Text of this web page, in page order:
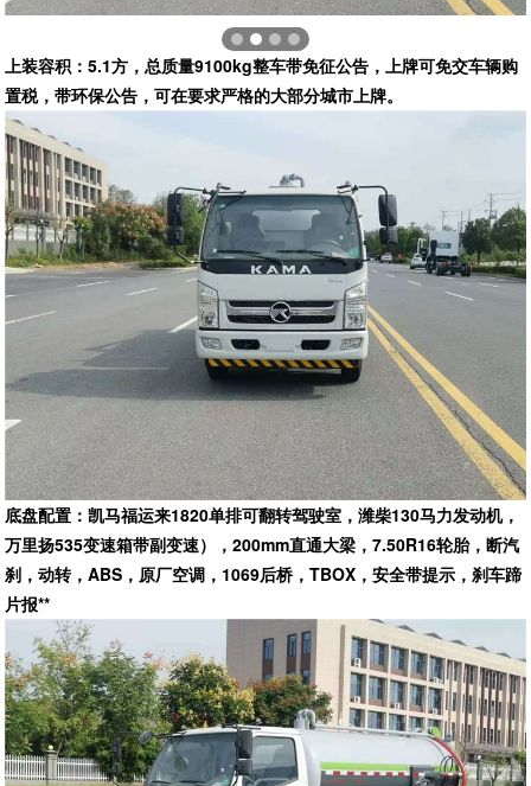
上装容积：5.1方，总质量9100kg整车带免征公告，上牌可免交车辆购
置税，带环保公告，可在要求严格的大部分城市上牌。
底盘配置：凯马福运来1820单排可翻转驾驶室，潍柴130马力发动机，
万里扬535变速箱带副变速），200mm直通大梁，7.50R16轮胎，断汽
刹，动转，ABS，原厂空调，1069后桥，TBOX，安全带提示，刹车蹄
片报**